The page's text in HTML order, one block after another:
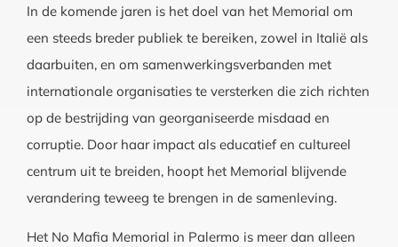
In de komende jaren is het doel van het Memorial om
een steeds breder publiek te bereiken, zowel in Italië als
daarbuiten, en om samenwerkingsverbanden met
internationale organisaties te versterken die zich richten
op de bestrijding van georganiseerde misdaad en
corruptie. Door haar impact als educatief en cultureel
centrum uit te breiden, hoopt het Memorial blijvende
verandering teweeg te brengen in de samenleving.
Het No Mafia Memorial in Palermo is meer dan alleen